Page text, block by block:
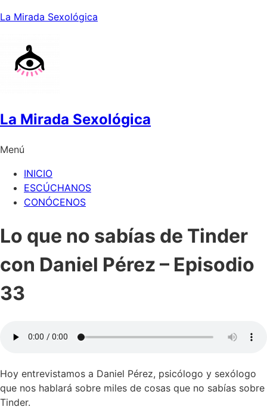
La Mirada Sexológica
La Mirada Sexológica
Menú
INICIO
ESCÚCHANOS
CONÓCENOS
Lo que no sabías de Tinder
con Daniel Pérez – Episodio
33
Hoy entrevistamos a Daniel Pérez, psicólogo y sexólogo
que nos hablará sobre miles de cosas que no sabías sobre
Tinder.